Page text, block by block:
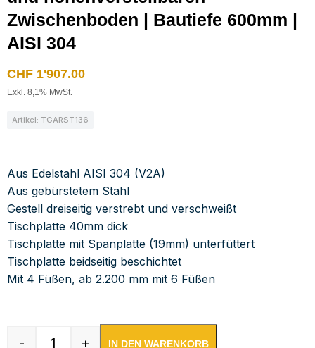
Zwischenboden | Bautiefe 600mm |
AISI 304
CHF 1'907.00
Exkl. 8,1% MwSt.
Artikel: TGARST136
Aus Edelstahl AISI 304 (V2A)
Aus gebürstetem Stahl
Gestell dreiseitig verstrebt und verschweißt
Tischplatte 40mm dick
Tischplatte mit Spanplatte (19mm) unterfüttert
Tischplatte beidseitig beschichtet
Mit 4 Füßen, ab 2.200 mm mit 6 Füßen
- + IN DEN WARENKORB